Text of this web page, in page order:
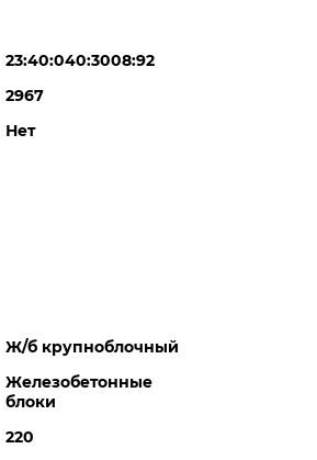
23:40:040:3008:92
2967
Нет
Ж/б крупноблочный
Железобетонные
блоки
220